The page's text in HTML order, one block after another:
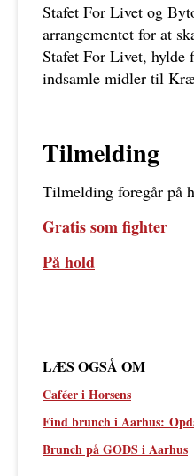
Stafet For Livet og
arrangementet for at
Stafet For Livet, hylde
indsamle midler til
Tilmelding
Tilmelding foregår på
Gratis som fighter
På hold
LÆS OGSÅ OM
Caféer i Horsens
Find brunch i Aarhus:
Brunch på GODS i Aarhus